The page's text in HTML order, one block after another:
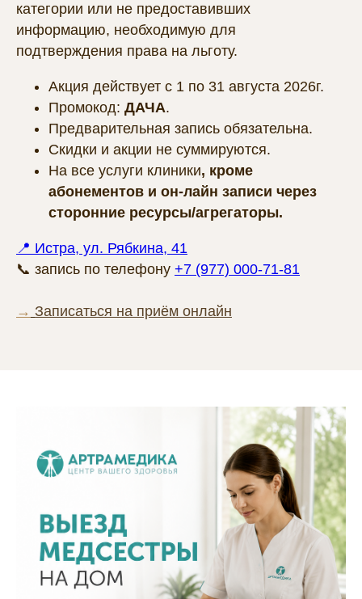
категории или не предоставивших
информацию, необходимую для
подтверждения права на льготу.
Акция действует с 1 по 31 августа 2026г.
Промокод: ДАЧА.
Предварительная запись обязательна.
Скидки и акции не суммируются.
На все услуги клиники, кроме
абонементов и он-лайн записи через
сторонние ресурсы/агрегаторы.
📍 Истра, ул. Рябкина, 41
📞 запись по телефону +7 (977) 000-71-81
→ Записаться на приём онлайн